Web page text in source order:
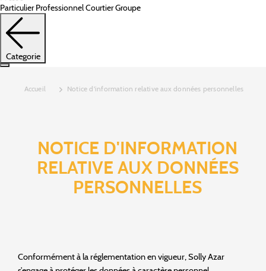
Particulier ProfessionnelCourtierGroupe
Categorie
Accueil Notice d'information relative aux données personnelles
NOTICE D'INFORMATION
RELATIVE AUX DONNÉES
PERSONNELLES
Conformément à la réglementation en vigueur, Solly Azar